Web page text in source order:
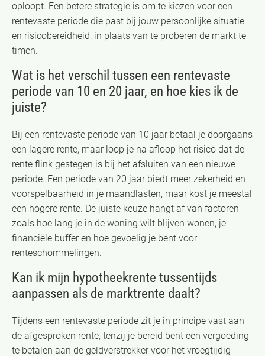
oploopt. Een betere strategie is om te kiezen voor een
rentevaste periode die past bij jouw persoonlijke situatie
en risicobereidheid, in plaats van te proberen de markt te
timen.
Wat is het verschil tussen een rentevaste
periode van 10 en 20 jaar, en hoe kies ik de
juiste?
Bij een rentevaste periode van 10 jaar betaal je doorgaans
een lagere rente, maar loop je na afloop het risico dat de
rente flink gestegen is bij het afsluiten van een nieuwe
periode. Een periode van 20 jaar biedt meer zekerheid en
voorspelbaarheid in je maandlasten, maar kost je meestal
een hogere rente. De juiste keuze hangt af van factoren
zoals hoe lang je in de woning wilt blijven wonen, je
financiële buffer en hoe gevoelig je bent voor
renteschommelingen.
Kan ik mijn hypotheekrente tussentijds
aanpassen als de marktrente daalt?
Tijdens een rentevaste periode zit je in principe vast aan
de afgesproken rente, tenzij je bereid bent een vergoeding
te betalen aan de geldverstrekker voor het vroegtijdig